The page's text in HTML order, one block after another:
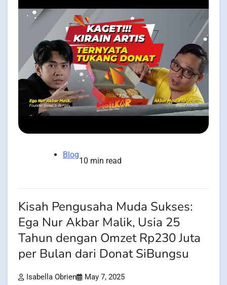
Blog
10 min read
Kisah Pengusaha Muda Sukses:
Ega Nur Akbar Malik, Usia 25
Tahun dengan Omzet Rp230 Juta
per Bulan dari Donat SiBungsu
Isabella Obrien May 7, 2025